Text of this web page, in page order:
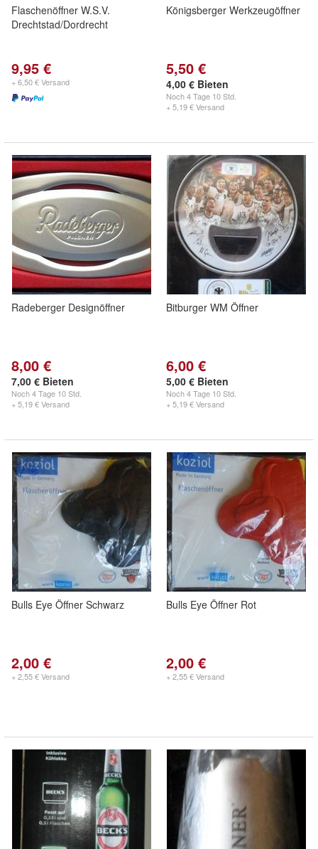
Flaschenöffner W.S.V.
Drechtstad/Dordrecht
9,95 €
+ 6,50 € Versand
Königsberger Werkzeugöffner
5,50 €
4,00 € Bieten
Noch4 Tage 10 Std.
+ 5,19 € Versand
Radeberger Designöffner
8,00 €
7,00 € Bieten
Noch4 Tage 10 Std.
+ 5,19 € Versand
Bitburger WM Öffner
6,00 €
5,00 € Bieten
Noch4 Tage 10 Std.
+ 5,19 € Versand
Bulls Eye Öffner Schwarz
2,00 €
+ 2,55 € Versand
Bulls Eye Öffner Rot
2,00 €
+ 2,55 € Versand